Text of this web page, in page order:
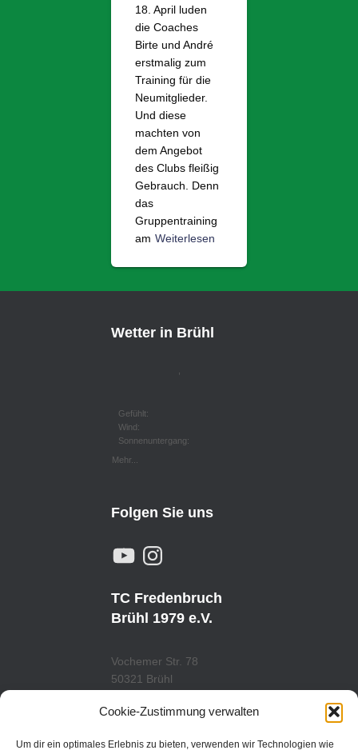
Cookie-Zustimmung verwalten
Um dir ein optimales Erlebnis zu bieten, verwenden wir Technologien wie
18. April luden
die Coaches
Birte und André
erstmalig zum
Training für die
Neumitglieder.
Und diese
machten von
dem Angebot
des Clubs fleißig
Gebrauch. Denn
das
Gruppentraining
am Weiterlesen
Wetter in Brühl
Gefühlt:
Wind:
Sonnenuntergang:
Mehr...
Folgen Sie uns
Y
O
U
B
E
N
A
G
R
A
TC Fredenbruch
Brühl 1979 e.V.
Vochemer Str. 78
50321 Brühl
www.tcfredenbruch.de